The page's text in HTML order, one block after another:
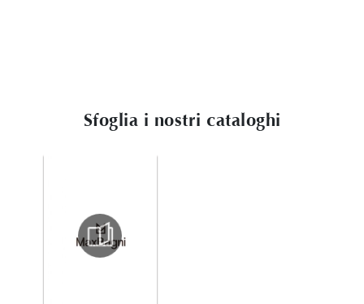
Sfoglia i nostri cataloghi